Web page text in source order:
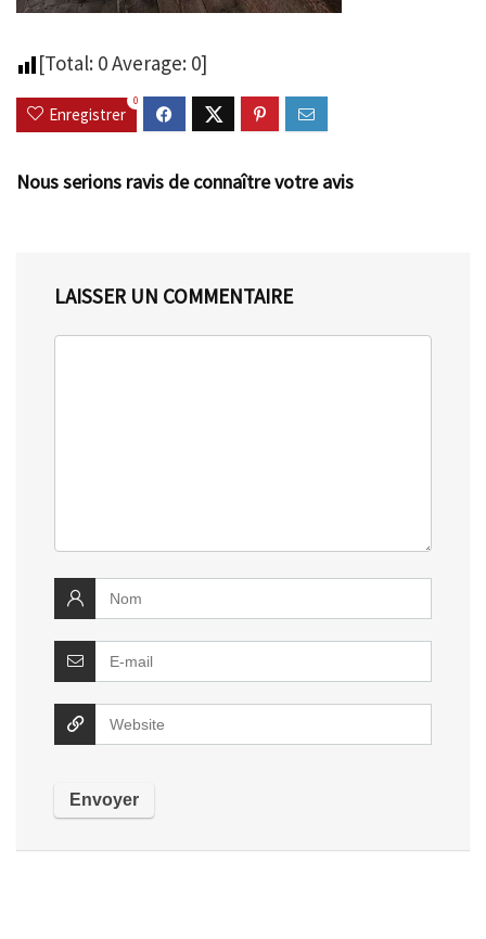
[Total: 0Average: 0]
Enregistrer
0
Nous serions ravis de connaître votre avis
LAISSER UN COMMENTAIRE